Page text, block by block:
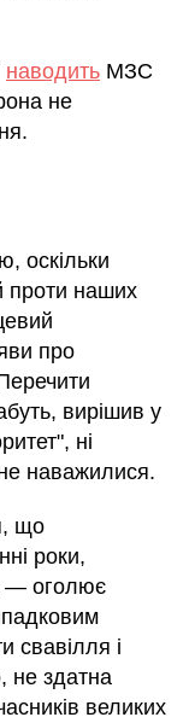
наводить МЗС
не
оскільки
проти наших
про
вирішив у
ні
наважилися.
що
роки,
— оголює
свавілля і
не здатна
великих